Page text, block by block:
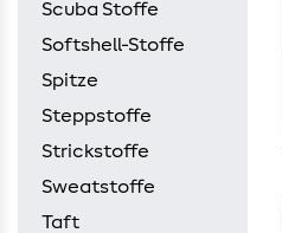
Scuba Stoffe
Softshell-Stoffe
Spitze
Steppstoffe
Strickstoffe
Sweatstoffe
Taft